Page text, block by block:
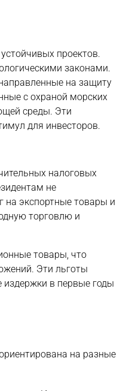
проектов.
законами.
на защиту
с охраной морских
среды. Эти
для инвесторов.
налоговых
не
на экспортные товары и
торговлю и
товары, что
Эти льготы
в первые годы
на разные